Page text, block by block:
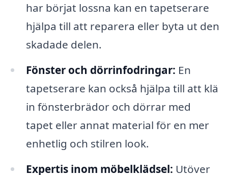
har börjat lossna kan en tapetserare
hjälpa till att reparera eller byta ut den
skadade delen.
Fönster och dörrinfodringar: En
tapetserare kan också hjälpa till att klä
in fönsterbrädor och dörrar med
tapet eller annat material för en mer
enhetlig och stilren look.
Expertis inom möbelklädsel: Utöver